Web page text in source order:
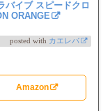
バイブ スピードクロ
ORANGE
posted with カエレバ
Amazon